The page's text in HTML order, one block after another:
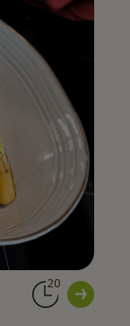
20